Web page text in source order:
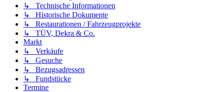
↳ Technische Informationen
↳ Historische Dokumente
↳ Restaurationen / Fahrzeugprojekte
↳ TÜV, Dekra & Co.
Markt
↳ Verkäufe
↳ Gesuche
↳ Bezugsadressen
↳ Fundstücke
Termine